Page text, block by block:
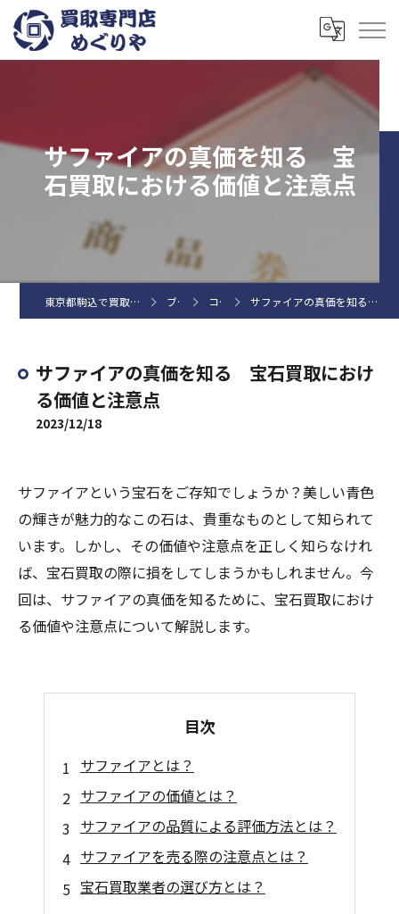
サファイアの真価を知る 宝
石買取における価値と注意点
東京都駒込で買取なら買取専門店めぐりや ブログ コラム サファイアの真価を知る 宝石買取における価値と注意点
サファイアの真価を知る 宝石買取におけ
る価値と注意点
2023/12/18
サファイアという宝石をご存知でしょうか？美しい青色
の輝きが魅力的なこの石は、貴重なものとして知られて
います。しかし、その価値や注意点を正しく知らなけれ
ば、宝石買取の際に損をしてしまうかもしれません。今
回は、サファイアの真価を知るために、宝石買取におけ
る価値や注意点について解説します。
目次
サファイアとは？
サファイアの価値とは？
サファイアの品質による評価方法とは？
サファイアを売る際の注意点とは？
宝石買取業者の選び方とは？